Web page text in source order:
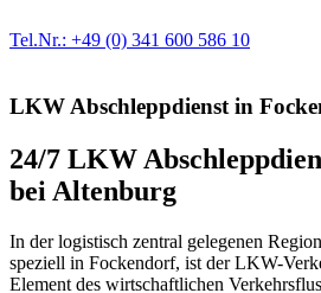
Tel.Nr.: +49 (0) 341 600 586 10
LKW Abschleppdienst in
24/7 LKW
bei Altenburg
In der logistisch zentral gelegenen
speziell in Fockendorf, ist der LKW-
Element des wirtschaftlichen